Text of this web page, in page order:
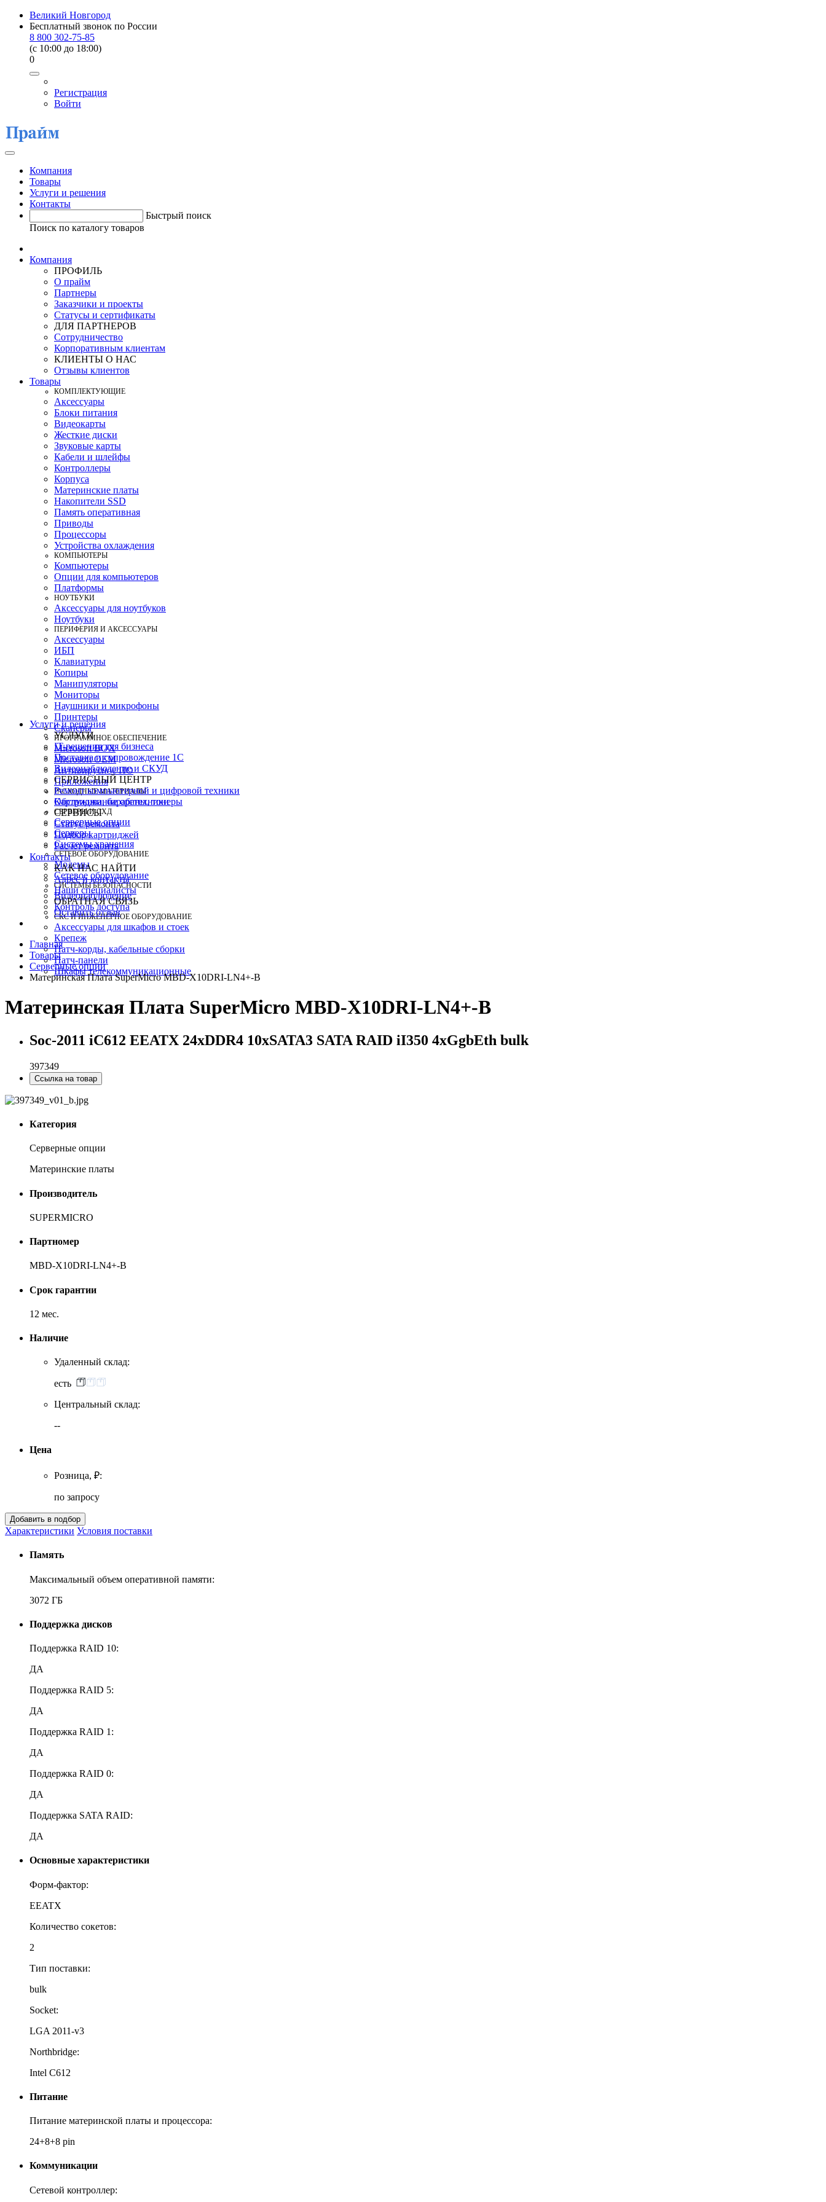
Великий Новгород
Бесплатный звонок по России
8 800 302-75-85
(c 10:00 до 18:00)
0
Регистрация
Войти
Компания
Товары
Услуги и решения
Контакты
Быстрый поиск
Поиск по каталогу товаров
Компания
ПРОФИЛЬ
О прайм
Партнеры
Заказчики и проекты
Статусы и сертификаты
ДЛЯ ПАРТНЕРОВ
Сотрудничество
Корпоративным клиентам
КЛИЕНТЫ О НАС
Отзывы клиентов
Товары
КOМПЛЕКТУЮЩИЕ
Аксессуары
Блоки питания
Видеокарты
Жесткие диски
Звуковые карты
Кабели и шлейфы
Контроллеры
Корпуса
Материнские платы
Накопители SSD
Память оперативная
Приводы
Процессоры
Устройства охлаждения
КОМПЬЮТЕРЫ
Компьютеры
Опции для компьютеров
Платформы
НОУТБУКИ
Аксессуары для ноутбуков
Ноутбуки
ПЕРИФЕРИЯ И АКСЕССУАРЫ
Аксессуары
ИБП
Клавиатуры
Копиры
Манипуляторы
Мониторы
Наушники и микрофоны
Принтеры
Сканеры
ПРОГРАММНОЕ ОБЕСПЕЧЕНИЕ
Microsoft BOX
Microsoft OEM
Антивирусное ПО
Приложения
РАСХОДНЫЕ МАТЕРИАЛЫ
Картриджи, барабаны, тонеры
СЕРВЕРЫ И СХД
Серверные опции
Серверы
Системы хранения
СЕТЕВОЕ ОБОРУДОВАНИЕ
Модемы
Сетевое оборудование
СИСТЕМЫ БЕЗОПАСНОСТИ
Видеонаблюдение
Контроль доступа
СКС И ИНЖЕНЕРНОЕ ОБОРУДОВАНИЕ
Аксессуары для шкафов и стоек
Крепеж
Патч-корды, кабельные сборки
Патч-панели
Шкафы телекоммуникационные
Услуги и решения
УСЛУГИ
IT-решения для бизнеса
Поставка и сопровождение 1C
Видеонаблюдение и СКУД
СЕРВИСНЫЙ ЦЕНТР
Ремонт компьютерной и цифровой техники
Обслуживание оргтехники
СЕРВИСЫ
Статус ремонта
Подбор картриджей
Расчет ремонта
Контакты
КАК НАС НАЙТИ
Адрес и контакты
Наши специалисты
ОБРАТНАЯ СВЯЗЬ
Оставить отзыв
Главная
Товары
Серверные опции
Материнская Плата SuperMicro MBD-X10DRI-LN4+-B
Материнская Плата SuperMicro MBD-X10DRI-LN4+-B
Soc-2011 iC612 EEATX 24xDDR4 10xSATA3 SATA RAID iI350 4xGgbEth bulk
397349
Ссылка на товар
Категория
Серверные опции
Материнские платы
Производитель
SUPERMICRO
Партномер
MBD-X10DRI-LN4+-B
Срок гарантии
12 мес.
Наличие
Удаленный склад:
есть
Центральный склад:
--
Цена
Розница, ₽:
по запросу
Характеристики Условия поставки
Память
Максимальный объем оперативной памяти:
3072 ГБ
Поддержка дисков
Поддержка RAID 10:
ДА
Поддержка RAID 5:
ДА
Поддержка RAID 1:
ДА
Поддержка RAID 0:
ДА
Поддержка SATA RAID:
ДА
Основные характеристики
Форм-фактор:
EEATX
Количество сокетов:
2
Тип поставки:
bulk
Socket:
LGA 2011-v3
Northbridge:
Intel C612
Питание
Питание материнской платы и процессора:
24+8+8 pin
Коммуникации
Сетевой контроллер: